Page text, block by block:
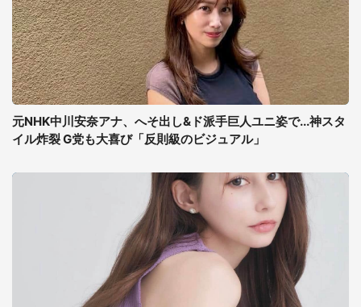
元NHK中川安奈アナ、へそ出し&ド派手巨人ユニ姿で...神スタ
イル炸裂 G党も大喜び「反則級のビジュアル」